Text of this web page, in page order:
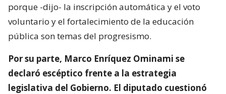
porque -dijo- la inscripción automática y el voto
voluntario y el fortalecimiento de la educación
pública son temas del progresismo.
Por su parte, Marco Enríquez Ominami se
declaró escéptico frente a la estrategia
legislativa del Gobierno. El diputado cuestionó